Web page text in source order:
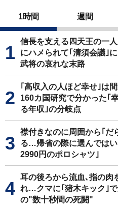
1時間 週間
信長を支える四天王の一
にハメられて｢清須会議｣
武将の哀れな末路
｢高収入の人ほど幸せ｣は
160カ国研究で分かった｢
る年収｣の分岐点
襟付きなのに周囲から｢だ
る…帰省の際に選んでは
2990円のポロシャツ｣
耳の後ろから流血､指の肉
れ…クマに｢猪木キック｣
の"数十秒間の死闘"